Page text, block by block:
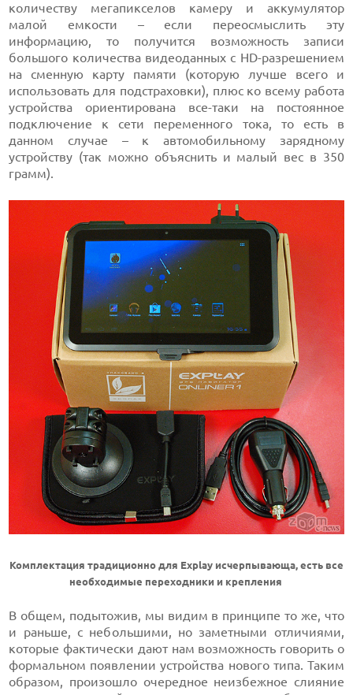
количеству мегапикселов камеру и аккумулятор
малой емкости – если переосмыслить эту
информацию, то получится возможность записи
большого количества видеоданных с HD-разрешением
на сменную карту памяти (которую лучше всего и
использовать для подстраховки), плюс ко всему работа
устройства ориентирована все-таки на постоянное
подключение к сети переменного тока, то есть в
данном случае – к автомобильному зарядному
устройству (так можно объяснить и малый вес в 350
грамм).
Комплектация традиционно для Explay исчерпывающа, есть все
необходимые переходники и крепления
В общем, подытожив, мы видим в принципе то же, что
и раньше, с небольшими, но заметными отличиями,
которые фактически дают нам возможность говорить о
формальном появлении устройства нового типа. Таким
образом, произошло очередное неизбежное слияние